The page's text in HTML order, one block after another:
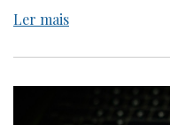
Ler mais